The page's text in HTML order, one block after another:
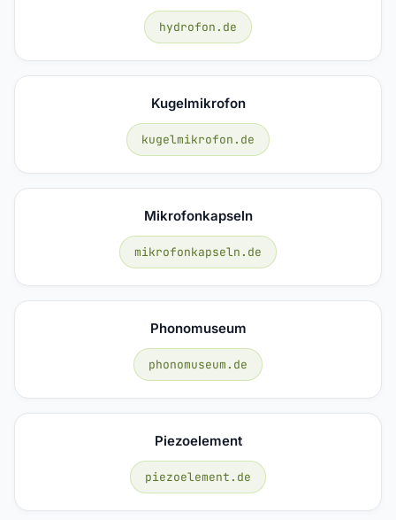
hydrofon.de
Kugelmikrofon
kugelmikrofon.de
Mikrofonkapseln
mikrofonkapseln.de
Phonomuseum
phonomuseum.de
Piezoelement
piezoelement.de